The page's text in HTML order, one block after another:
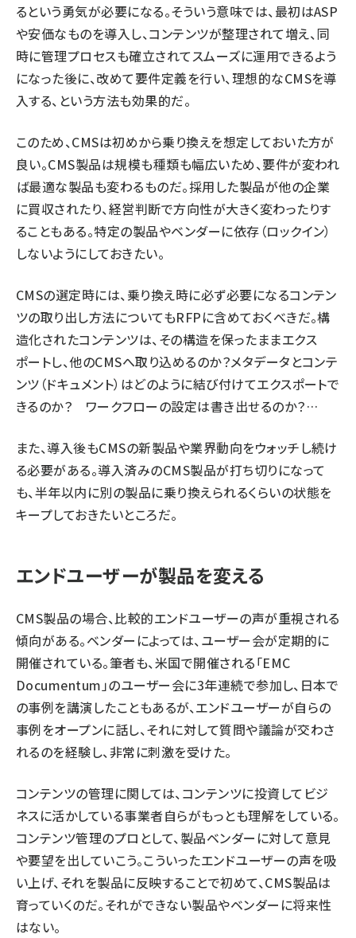
るという勇気が必要になる。そういう意味では、最初はASP
や安価なものを導入し、コンテンツが整理されて増え、同
時に管理プロセスも確立されてスムーズに運用できるよう
になった後に、改めて要件定義を行い、理想的なCMSを導
入する、という方法も効果的だ。
このため、CMSは初めから乗り換えを想定しておいた方が
良い。CMS製品は規模も種類も幅広いため、要件が変われ
ば最適な製品も変わるものだ。採用した製品が他の企業
に買収されたり、経営判断で方向性が大きく変わったりす
ることもある。特定の製品やベンダーに依存（ロックイン）
しないようにしておきたい。
CMSの選定時には、乗り換え時に必ず必要になるコンテン
ツの取り出し方法についてもRFPに含めておくべきだ。構
造化されたコンテンツは、その構造を保ったままエクス
ポートし、他のCMSへ取り込めるのか？メタデータとコンテ
ンツ（ドキュメント）はどのように結び付けてエクスポートで
きるのか？ ワークフローの設定は書き出せるのか？…
また、導入後もCMSの新製品や業界動向をウォッチし続け
る必要がある。導入済みのCMS製品が打ち切りになって
も、半年以内に別の製品に乗り換えられるくらいの状態を
キープしておきたいところだ。
エンドユーザーが製品を変える
CMS製品の場合、比較的エンドユーザーの声が重視される
傾向がある。ベンダーによっては、ユーザー会が定期的に
開催されている。筆者も、米国で開催される「EMC
Documentum」のユーザー会に3年連続で参加し、日本で
の事例を講演したこともあるが、エンドユーザーが自らの
事例をオープンに話し、それに対して質問や議論が交わさ
れるのを経験し、非常に刺激を受けた。
コンテンツの管理に関しては、コンテンツに投資してビジ
ネスに活かしている事業者自らがもっとも理解をしている。
コンテンツ管理のプロとして、製品ベンダーに対して意見
や要望を出していこう。こういったエンドユーザーの声を吸
い上げ、それを製品に反映することで初めて、CMS製品は
育っていくのだ。それができない製品やベンダーに将来性
はない。